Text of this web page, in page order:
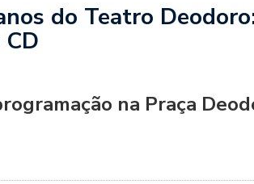
do Teatro
na Praça